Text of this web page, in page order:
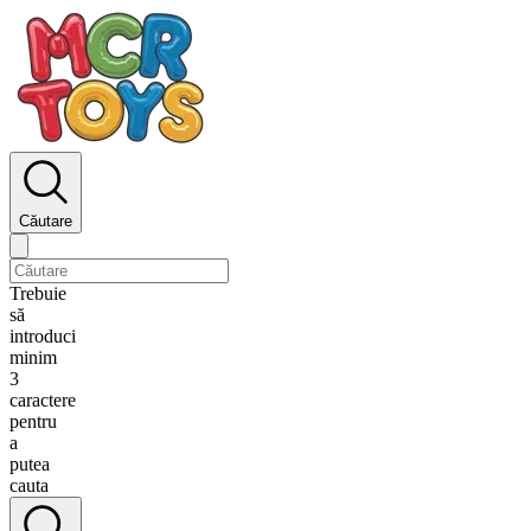
Căutare
Trebuie
să
introduci
minim
3
caractere
pentru
a
putea
cauta